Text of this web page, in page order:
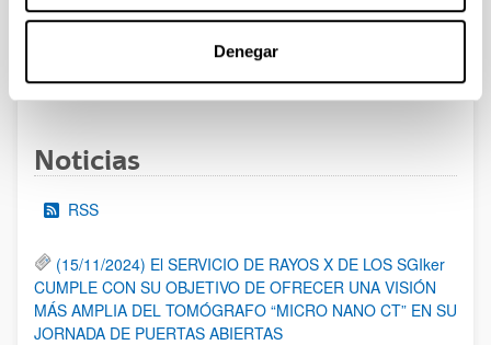
Denegar
al 30/07/2026 (ambos incluídos)
Página
1 Página
2 Página
3 ...Páginas intermedias Use TAB
Página
95
Noticias
RSS
(15/11/2024) El SERVICIO DE RAYOS X DE LOS SGIker
CUMPLE CON SU OBJETIVO DE OFRECER UNA VISIÓN
MÁS AMPLIA DEL TOMÓGRAFO “MICRO NANO CT” EN SU
JORNADA DE PUERTAS ABIERTAS